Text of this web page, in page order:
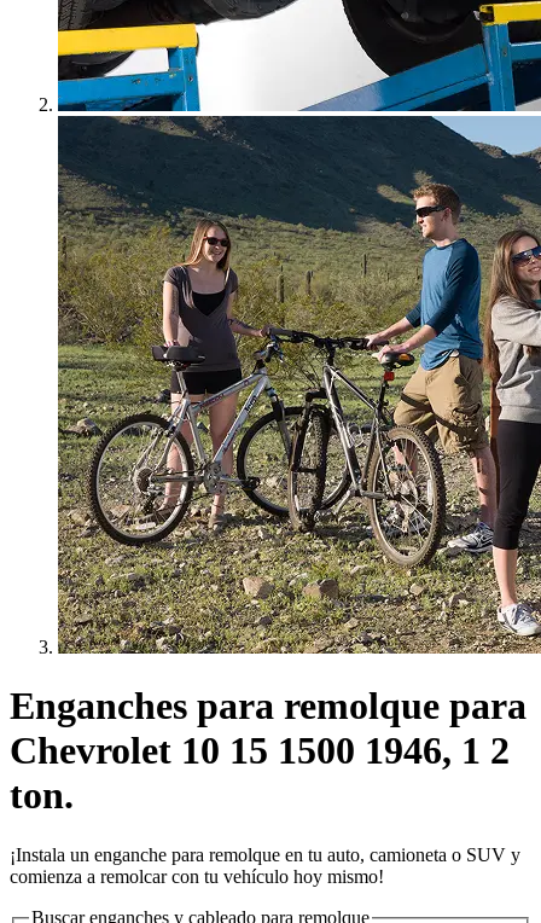
Enganches para remolque para
Chevrolet 10 15 1500 1946, 1 2
ton.
¡Instala un enganche para remolque en tu auto, camioneta o SUV y
comienza a remolcar con tu vehículo hoy mismo!
Buscar enganches y cableado para remolque